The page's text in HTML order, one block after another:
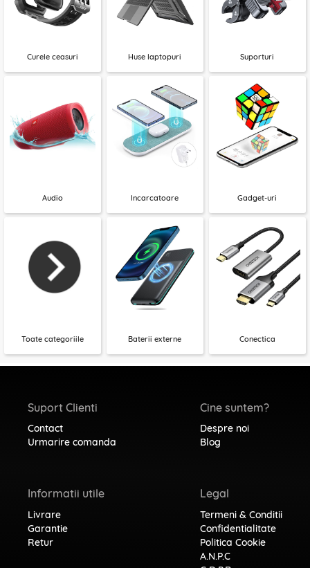
Curele ceasuri Huse laptopuri Suporturi
Audio Incarcatoare Gadget-uri
Toate categoriile Baterii externe Conectica
Suport Clienti
Contact
Urmarire comanda
Informatii utile
Livrare
Garantie
Retur
Cine suntem?
Despre noi
Blog
Legal
Termeni & Conditii
Confidentialitate
Politica Cookie
A.N.P.C